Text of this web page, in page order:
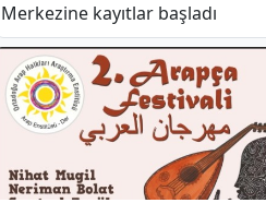
Merkezine kayıtlar başladı